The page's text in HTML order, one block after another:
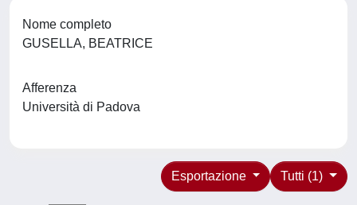
Nome completo
GUSELLA, BEATRICE
Afferenza
Università di Padova
Tutti (1)
Esportazione